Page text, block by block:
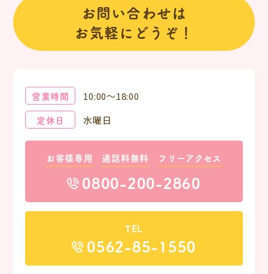
お問い合わせは
お気軽にどうぞ！
営業時間
10:00～18:00
定休日
水曜日
お客様専用 通話料無料 フリーアクセス
0800-200-2860
TEL
0562-85-1550